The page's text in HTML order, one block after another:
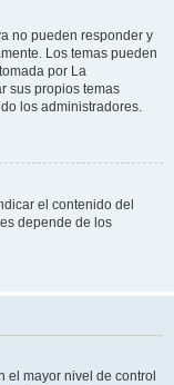
no pueden responder y
Los temas pueden
por La
sus propios temas
los administradores.
el contenido del
depende de los
el mayor nivel de control